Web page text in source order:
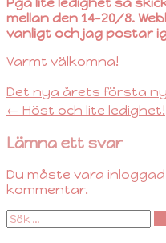
mellan den 14-20/8.
vanligt och jag postar
Varmt välkomna!
Inläggsnavigering
Det nya årets första
← Höst och lite ledighet!
Lämna ett svar
Du måste vara inloggad
kommentar.